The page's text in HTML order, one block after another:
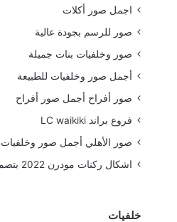
اجمل صور أكلات
صور للرسم بجودة عالية
صور وخلفيات بنات جميلة
أجمل صور وخلفيات للطبيعة
صور أفراح أجمل صور أفراح
فروع براند LC waikiki
صور الأهلي أجمل صور وخلفيات
اشكال ركنات مودرن 2022 بتصميمات رائعة
خلفيات